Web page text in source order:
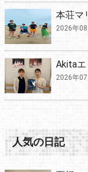
本荘マ
2026年08
Akita
2026年
人気の日記